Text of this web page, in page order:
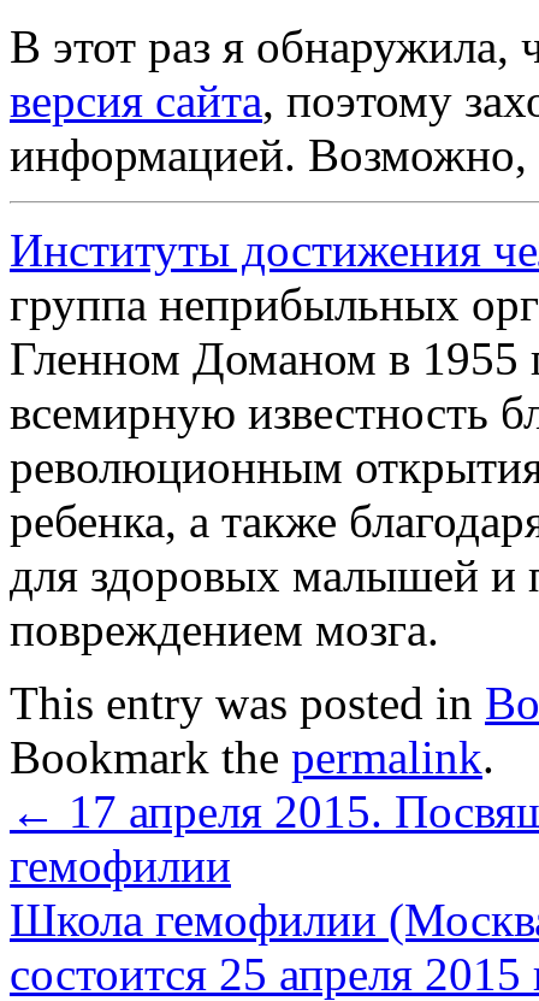
В этот раз я обнаружила,
версия сайта, поэтому
информацией. Возможно,
Институты достижения
группа неприбыльных
Гленном Доманом в 1955
всемирную известность
революционным
ребенка, а также
для здоровых малышей и
повреждением мозга.
This entry was posted in
Bookmark the permalink.
← 17 апреля 2015.
гемофилии
Школа гемофилии
состоится 25 апреля 2015